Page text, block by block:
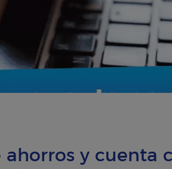
ahorros y cuenta